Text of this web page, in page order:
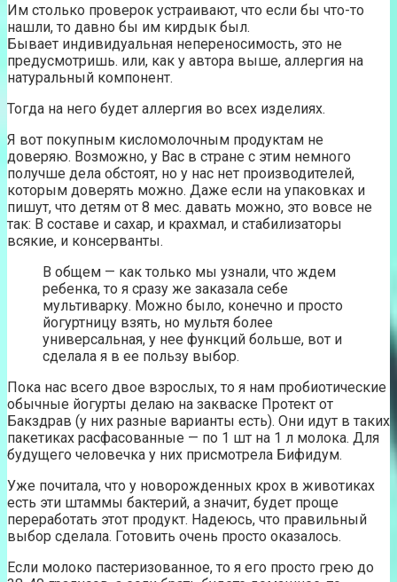
Им столько проверок устраивают, что если бы что-то
нашли, то давно бы им кирдык был.
Бывает индивидуальная непереносимость, это не
предусмотришь. или, как у автора выше, аллергия на
натуральный компонент.
Тогда на него будет аллергия во всех изделиях.
Я вот покупным кисломолочным продуктам не
доверяю. Возможно, у Вас в стране с этим немного
получше дела обстоят, но у нас нет производителей,
которым доверять можно. Даже если на упаковках и
пишут, что детям от 8 мес. давать можно, это вовсе не
так: В составе и сахар, и крахмал, и стабилизаторы
всякие, и консерванты.
В общем — как только мы узнали, что ждем
ребенка, то я сразу же заказала себе
мультиварку. Можно было, конечно и просто
йогуртницу взять, но мультя более
универсальная, у нее функций больше, вот и
сделала я в ее пользу выбор.
Пока нас всего двое взрослых, то я нам пробиотические
обычные йогурты делаю на закваске Протект от
Бакздрав (у них разные варианты есть). Они идут в таких
пакетиках расфасованные — по 1 шт на 1 л молока. Для
будущего человечка у них присмотрела Бифидум.
Уже почитала, что у новорожденных крох в животиках
есть эти штаммы бактерий, а значит, будет проще
переработать этот продукт. Надеюсь, что правильный
выбор сделала. Готовить очень просто оказалось.
Если молоко пастеризованное, то я его просто грею до